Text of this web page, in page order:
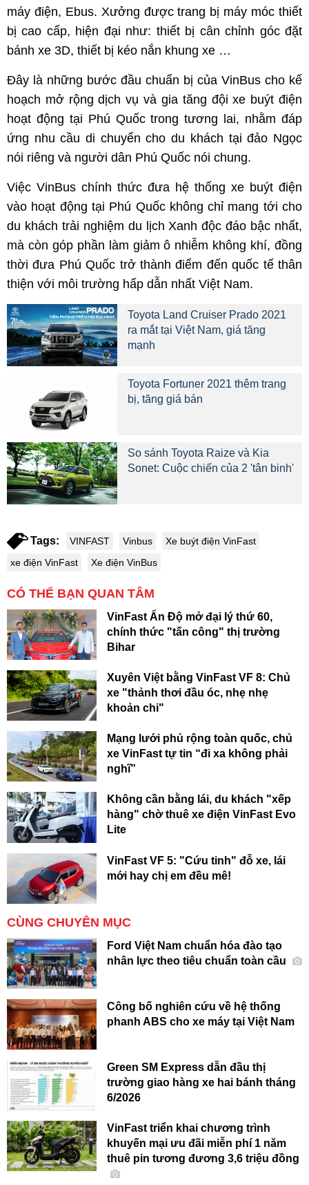
máy điện, Ebus. Xưởng được trang bị máy móc thiết
bị cao cấp, hiện đại như: thiết bị cân chỉnh góc đặt
bánh xe 3D, thiết bị kéo nắn khung xe …
Đây là những bước đầu chuẩn bị của VinBus cho kế
hoạch mở rộng dịch vụ và gia tăng đội xe buýt điện
hoạt động tại Phú Quốc trong tương lai, nhằm đáp
ứng nhu cầu di chuyển cho du khách tại đảo Ngọc
nói riêng và người dân Phú Quốc nói chung.
Việc VinBus chính thức đưa hệ thống xe buýt điện
vào hoạt động tại Phú Quốc không chỉ mang tới cho
du khách trải nghiệm du lịch Xanh độc đáo bậc nhất,
mà còn góp phần làm giảm ô nhiễm không khí, đồng
thời đưa Phú Quốc trở thành điểm đến quốc tế thân
thiện với môi trường hấp dẫn nhất Việt Nam.
Toyota Land Cruiser Prado 2021
ra mắt tại Việt Nam, giá tăng
mạnh
Toyota Fortuner 2021 thêm trang
bị, tăng giá bán
So sánh Toyota Raize và Kia
Sonet: Cuộc chiến của 2 'tân binh'
Tags: VINFAST Vinbus
Xe buýt điện VinFast
xe điện VinFast
Xe điện VinBus
CÓ THỂ BẠN QUAN TÂM
VinFast Ấn Độ mở đại lý thứ 60,
chính thức "tấn công" thị trường
Bihar
Xuyên Việt bằng VinFast VF 8: Chủ
xe "thảnh thơi đầu óc, nhẹ nhẹ
khoản chi"
Mạng lưới phủ rộng toàn quốc, chủ
xe VinFast tự tin “đi xa không phải
nghĩ”
Không cần bằng lái, du khách "xếp
hàng" chờ thuê xe điện VinFast Evo
Lite
VinFast VF 5: "Cứu tinh" đỗ xe, lái
mới hay chị em đều mê!
CÙNG CHUYÊN MỤC
Ford Việt Nam chuẩn hóa đào tạo
nhân lực theo tiêu chuẩn toàn cầu
Công bố nghiên cứu về hệ thống
phanh ABS cho xe máy tại Việt Nam
Green SM Express dẫn đầu thị
trường giao hàng xe hai bánh tháng
6/2026
VinFast triển khai chương trình
khuyến mại ưu đãi miễn phí 1 năm
thuê pin tương đương 3,6 triệu đồng